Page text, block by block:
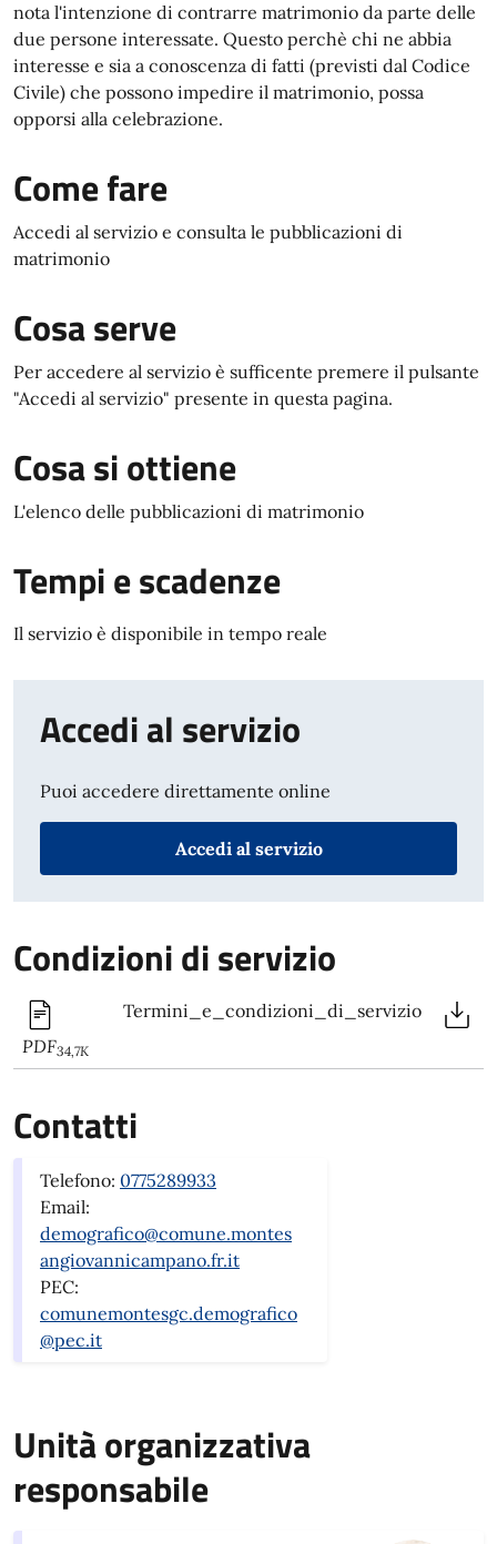
nota l'intenzione di contrarre matrimonio da parte delle
due persone interessate. Questo perchè chi ne abbia
interesse e sia a conoscenza di fatti (previsti dal Codice
Civile) che possono impedire il matrimonio, possa
opporsi alla celebrazione.
Come fare
Accedi al servizio e consulta le pubblicazioni di
matrimonio
Cosa serve
Per accedere al servizio è sufficente premere il pulsante
"Accedi al servizio" presente in questa pagina.
Cosa si ottiene
L'elenco delle pubblicazioni di matrimonio
Tempi e scadenze
Il servizio è disponibile in tempo reale
Accedi al servizio
Puoi accedere direttamente online
Accedi al servizio
Condizioni di servizio
PDF34,7K
Termini_e_condizioni_di_servizio
Contatti
Telefono: 0775289933
Email:
demografico@comune.montes
angiovannicampano.fr.it
PEC:
comunemontesgc.demografico
@pec.it
Unità organizzativa
responsabile